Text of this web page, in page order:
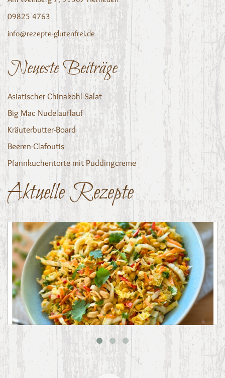
09825 4763
info@rezepte-glutenfrei.de
Neueste Beiträge
Asiatischer Chinakohl-Salat
Big Mac Nudelauflauf
Kräuterbutter-Board
Beeren-Clafoutis
Pfannkuchentorte mit Puddingcreme
Aktuelle Rezepte
Asiatischer Chinakohl-Salat